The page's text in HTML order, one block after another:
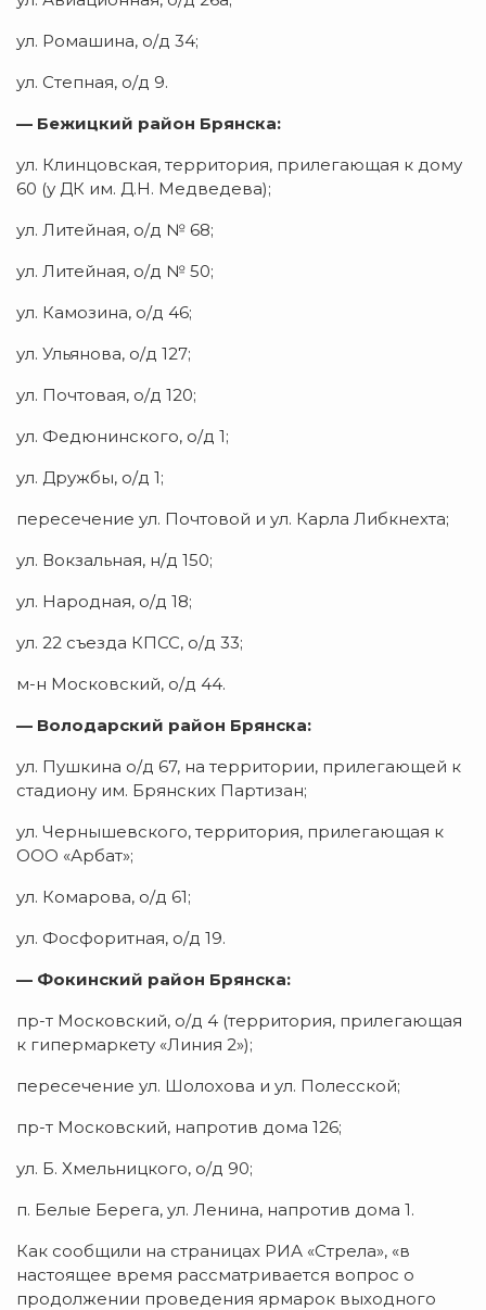
ул. Ромашина, о/д 34;
ул. Степная, о/д 9.
— Бежицкий район Брянска:
ул. Клинцовская, территория, прилегающая к дому
60 (у ДК им. Д.Н. Медведева);
ул. Литейная, о/д № 68;
ул. Литейная, о/д № 50;
ул. Камозина, о/д 46;
ул. Ульянова, о/д 127;
ул. Почтовая, о/д 120;
ул. Федюнинского, о/д 1;
ул. Дружбы, о/д 1;
пересечение ул. Почтовой и ул. Карла Либкнехта;
ул. Вокзальная, н/д 150;
ул. Народная, о/д 18;
ул. 22 съезда КПСС, о/д 33;
м-н Московский, о/д 44.
— Володарский район Брянска:
ул. Пушкина о/д 67, на территории, прилегающей к
стадиону им. Брянских Партизан;
ул. Чернышевского, территория, прилегающая к
ООО «Арбат»;
ул. Комарова, о/д 61;
ул. Фосфоритная, о/д 19.
— Фокинский район Брянска:
пр-т Московский, о/д 4 (территория, прилегающая
к гипермаркету «Линия 2»);
пересечение ул. Шолохова и ул. Полесской;
пр-т Московский, напротив дома 126;
ул. Б. Хмельницкого, о/д 90;
п. Белые Берега, ул. Ленина, напротив дома 1.
Как сообщили на страницах РИА «Стрела», «в
настоящее время рассматривается вопрос о
продолжении проведения ярмарок выходного